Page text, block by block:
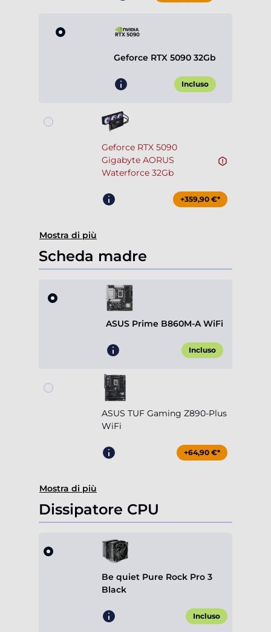
Geforce RTX 5090 32Gb
Incluso
Geforce RTX 5090
Gigabyte AORUS
Waterforce 32Gb
+359,90 €*
Mostra di più
Scheda madre
ASUS Prime B860M-A WiFi
Incluso
ASUS TUF Gaming Z890-Plus
WiFi
+64,90 €*
Mostra di più
Dissipatore CPU
Be quiet Pure Rock Pro 3
Black
Incluso